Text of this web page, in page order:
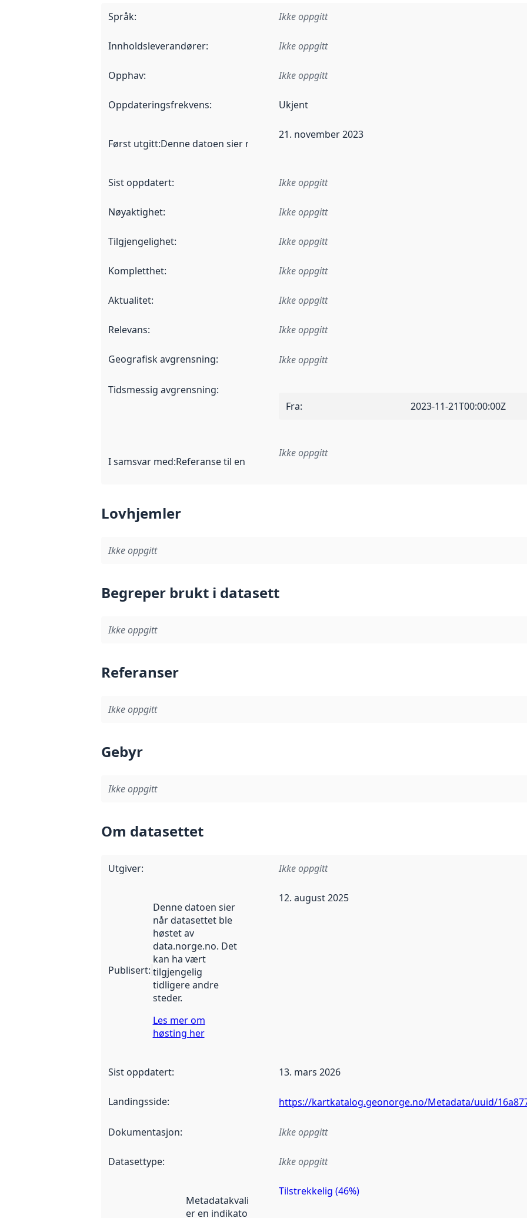
Språk: Ikke oppgitt
Innholdsleverandører: Ikke oppgitt
Opphav: Ikke oppgitt
Oppdateringsfrekvens: Ukjent
Først utgitt:Denne datoen sier når dataene i dette datasettet første gang ble utgitt. Det kan
21. november 2023
Sist oppdatert: Ikke oppgitt
Nøyaktighet: Ikke oppgitt
Tilgjengelighet: Ikke oppgitt
Kompletthet: Ikke oppgitt
Aktualitet: Ikke oppgitt
Relevans: Ikke oppgitt
Geografisk avgrensning: Ikke oppgitt
Tidsmessig avgrensning:
Fra: 2023-11-21T00:00:00Z
I samsvar med:Referanse til en implementasjonsregel eller annen spesifikasjon, som ligger
Ikke oppgitt
Lovhjemler
Ikke oppgitt
Begreper brukt i datasett
Ikke oppgitt
Referanser
Ikke oppgitt
Gebyr
Ikke oppgitt
Om datasettet
Utgiver: Ikke oppgitt
Publisert:
Denne datoen sier
når datasettet ble
høstet av
data.norge.no. Det
kan ha vært
tilgjengelig
tidligere andre
steder.
Les mer om
høsting her
12. august 2025
Sist oppdatert: 13. mars 2026
Landingsside: https://kartkatalog.geonorge.no/Metadata/uuid/
Dokumentasjon: Ikke oppgitt
Datasettype: Ikke oppgitt
Metadatakvalitet
er en indikator
Tilstrekkelig (46%)